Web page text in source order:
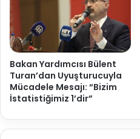
Bakan Yardımcısı Bülent
Turan’dan Uyuşturucuyla
Mücadele Mesajı: “Bizim
İstatistiğimiz 1’dir”